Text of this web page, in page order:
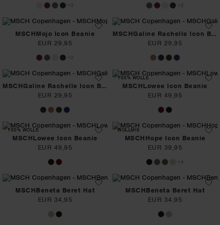
+2 +2
MSCHMojo Icon Beanie
EUR 29,95
+2
MSCHGaline Rachelle Icon Beanie
EUR 29,95
MSCHGaline Rachelle Icon Beanie
EUR 29,95
100% WOLLE
MSCHLowee Icon Beanie
EUR 49,95
100% WOLLE
MSCHLowee Icon Beanie
EUR 49,95
WOLLMIX
MSCHHope Icon Beanie
EUR 39,95
+4
MSCHBeneta Beret Hat
EUR 34,95
MSCHBeneta Beret Hat
EUR 34,95